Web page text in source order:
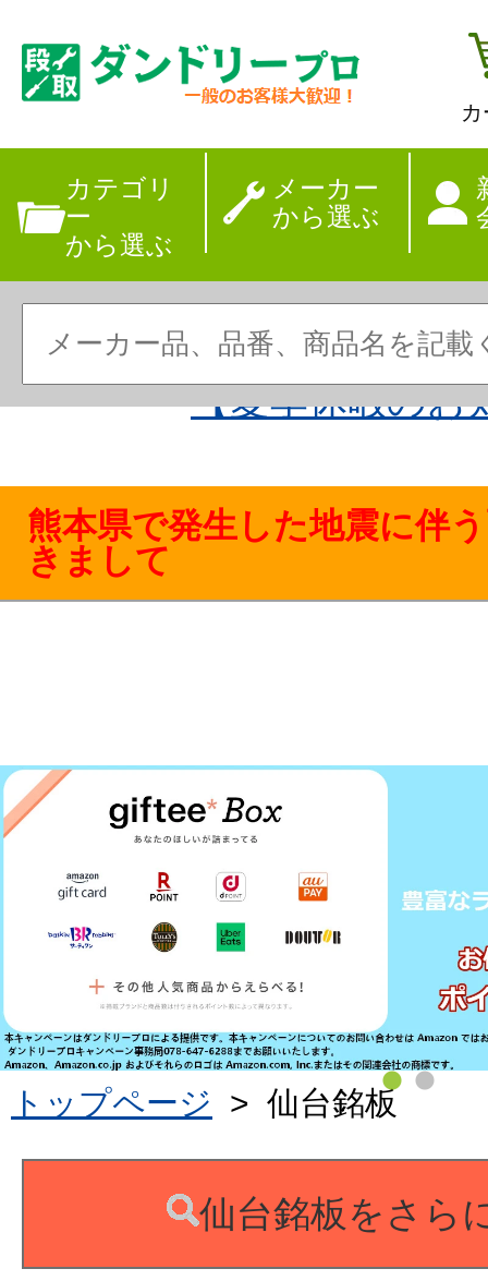
カテゴリ
ー
から選ぶ
メーカー
から選ぶ
【夏季休暇のお
熊本県で発生した地震に伴
きまして
トップページ > 仙台銘板
仙台銘板をさら